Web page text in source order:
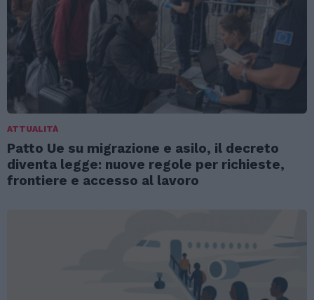
ATTUALITÀ
Patto Ue su migrazione e asilo, il decreto
diventa legge: nuove regole per richieste,
frontiere e accesso al lavoro